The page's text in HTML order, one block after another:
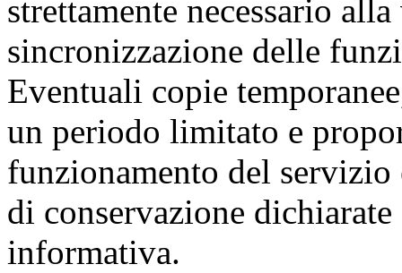
strettamente necessario
sincronizzazione delle
Eventuali copie
un periodo limitato e
funzionamento del
di conservazione
informativa.